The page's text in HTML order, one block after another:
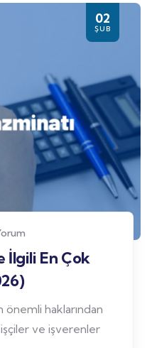
02
ŞUB
İlgili En Çok
önemli haklarından
ve işverenler